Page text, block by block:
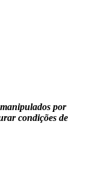
por
condições de